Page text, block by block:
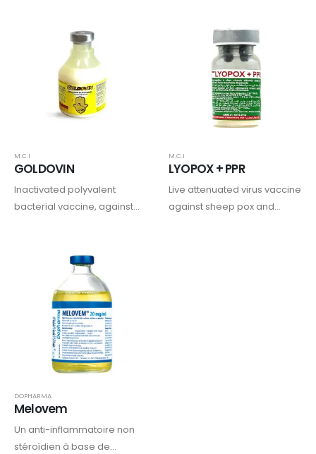
M.C.I
GOLDOVIN
Inactivated polyvalent
bacterial vaccine, against
and colibacillosis
septicemia in sheep and
goats combined with
ivermectin.
M.C.I
LYOPOX + PPR
Live attenuated virus vaccine
against sheep pox and
DOPHARMA
Melovem
Un anti-inflammatoire non
stéroïdien à base de